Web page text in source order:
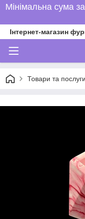
Мінімальна сума
Інтернет-магазин
Товари та послуги